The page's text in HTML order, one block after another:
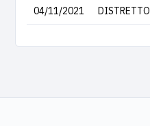
04/11/2021 DISTRETTO